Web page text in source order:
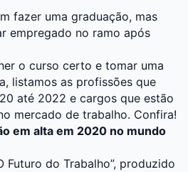
fazer uma graduação, mas
empregado no ramo após
o curso certo e tomar uma
listamos as profissões que
até 2022 e cargos que estão
mercado de trabalho. Confira!
em alta em 2020 no mundo
Futuro do Trabalho”, produzido